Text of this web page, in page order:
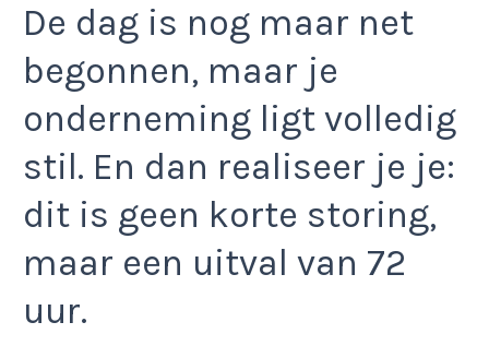
De dag is nog maar net
begonnen, maar je
onderneming ligt volledig
stil. En dan realiseer je je:
dit is geen korte storing,
maar een uitval van 72
uur.